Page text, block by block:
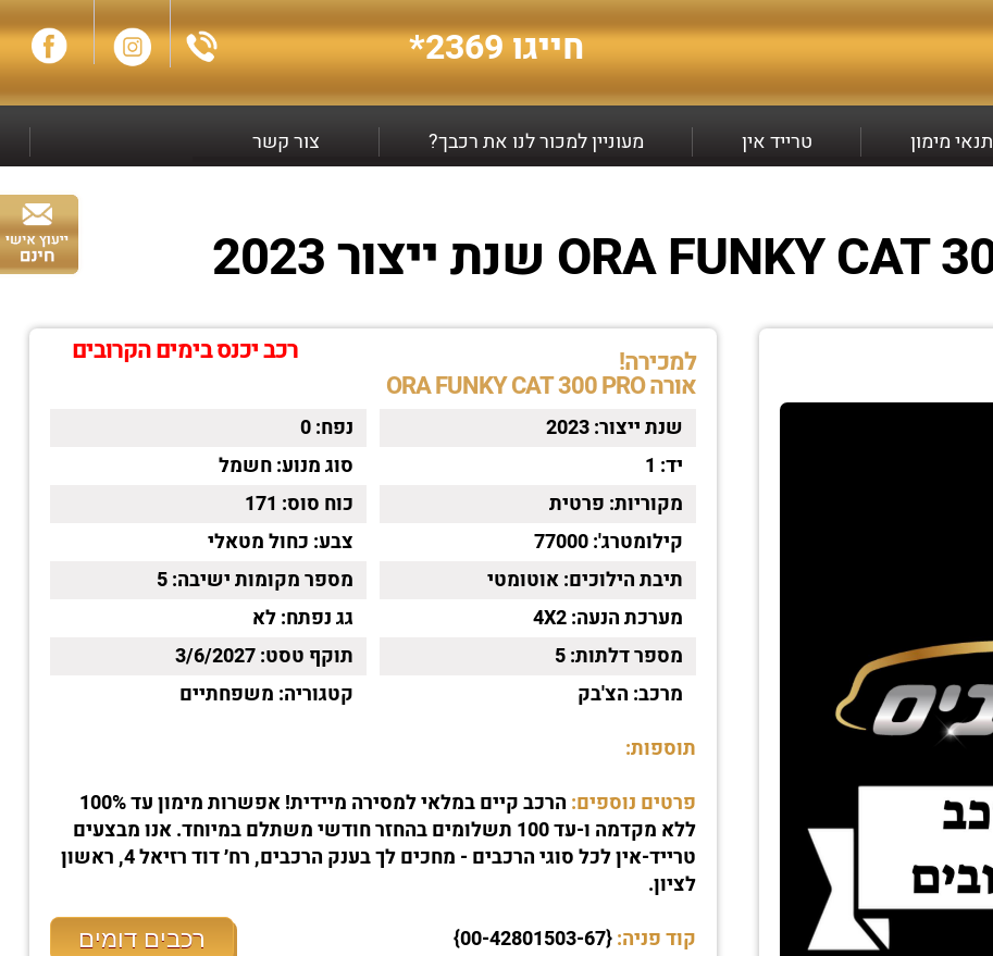
חייגו2369*
תנאי מימון טרייד אין מעוניין למכור לנו את רכבך? צור קשר
למכירה!
אורה ORA FUNKY CAT 300 PRO
רכב יכנס בימים הקרובים
שנת ייצור:2023
יד: 1
מקוריות: פרטית
קילומטרג':77000
תיבת הילוכים:אוטומטי
מערכת הנעה:4X2
מספר דלתות:5
מרכב: הצ'בק
נפח:0
סוג מנוע:חשמל
כוח סוס: 171
צבע: כחול מטאלי
מספר מקומות ישיבה:5
גג נפתח:לא
תוקף טסט:3/6/2027
קטגוריה: משפחתיים
תוספות:
פרטים נוספים:
הרכב קיים במלאי למסירה מיידית! אפשרות מימון עד 100%
ללא מקדמה ו-עד 100 תשלומים בהחזר חודשי משתלם במיוחד. אנו מבצעים
טרייד-אין לכל סוגי הרכבים - מחכים לך בענק הרכבים, רח׳ דוד רזיאל 4, ראשון
לציון.
קוד פניה:{00-42801503-67} רכבים דומים